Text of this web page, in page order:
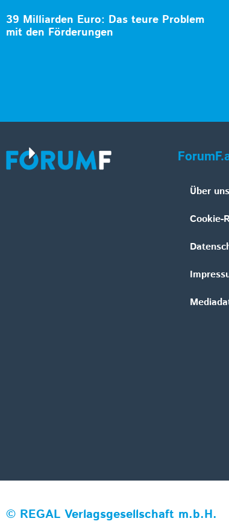
39 Milliarden Euro: Das teure Problem
mit den Förderungen
Über uns
Cookie-
© REGAL Verlagsgesellschaft m.b.H.